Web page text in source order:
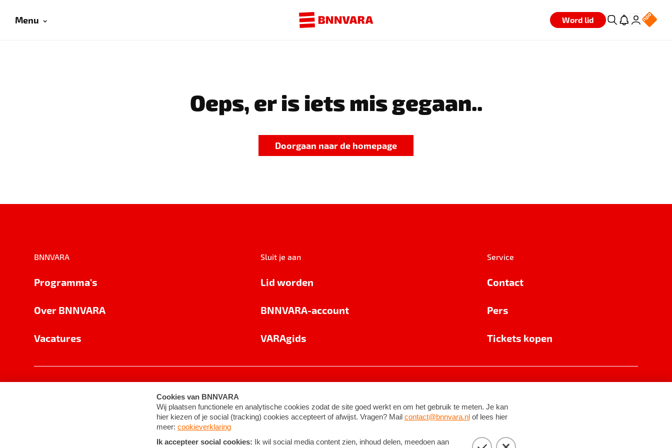
Menu Word lid
Oeps, er is iets mis gegaan..
Doorgaan naar de homepage
BNNVARA
Programma's
Over BNNVARA
Vacatures
Sluit je aan
Lid worden
BNNVARA-account
VARAgids
Service
Contact
Pers
Tickets kopen
Cookie-instellingen Algemene voorwaarden ©2026BNNVARA